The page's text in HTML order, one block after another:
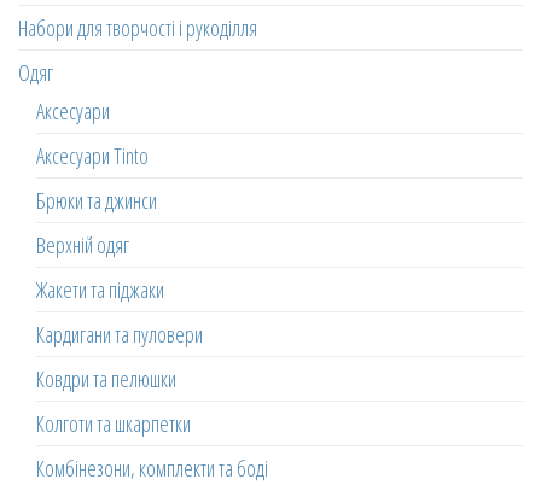
Набори для творчості і рукоділля
Одяг
Аксесуари
Аксесуари Tinto
Брюки та джинси
Верхній одяг
Жакети та піджаки
Кардигани та пуловери
Ковдри та пелюшки
Колготи та шкарпетки
Комбінезони, комплекти та боді